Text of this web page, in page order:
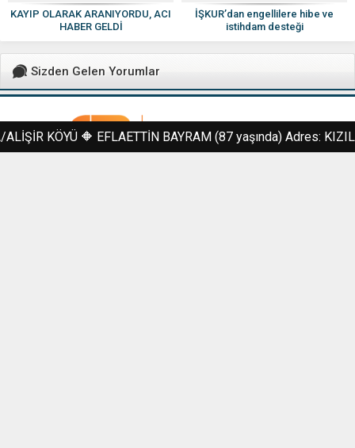
KAYIP OLARAK ARANIYORDU, ACI
HABER GELDİ
İŞKUR’dan engellilere hibe ve
istihdam desteği
Sizden Gelen Yorumlar
🔶 EFLAETTİN BAYRAM (87 yaşında) Adres: